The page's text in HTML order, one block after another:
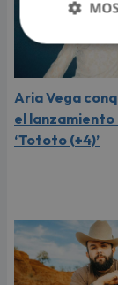
Aria Vega
el lanzamiento
‘Tototo (+4)’